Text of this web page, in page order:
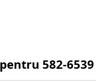
582-6539